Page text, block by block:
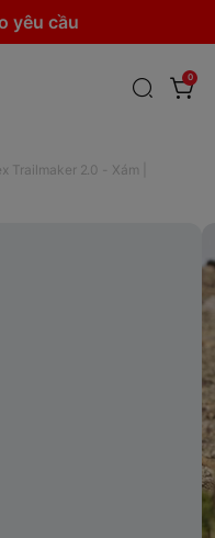
yêu cầu
0
Trailmaker 2.0 - Xám |